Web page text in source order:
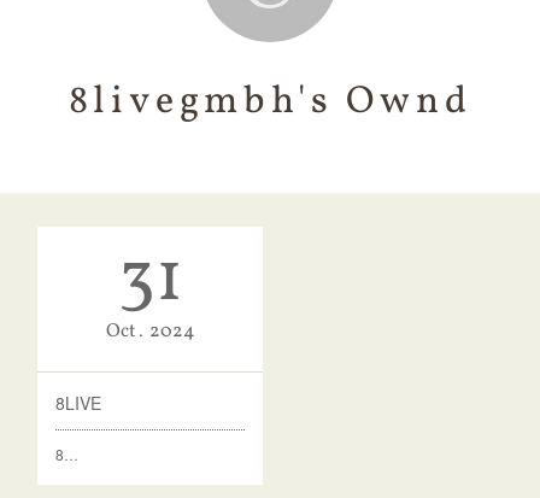
8livegmbh's Ownd
31
Oct 2024
8LIVE
8…